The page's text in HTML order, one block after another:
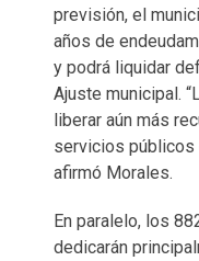
previsión, el
años de
y podrá liquidar
Ajuste municipal.
liberar aún más
servicios públicos
afirmó Morales.
En paralelo, los
dedicarán